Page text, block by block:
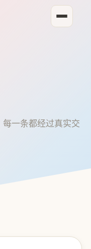
一条都经过真实交